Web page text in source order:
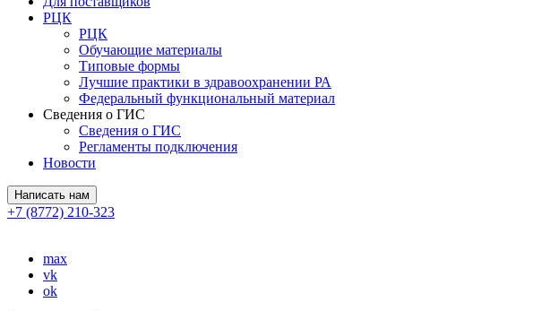
РЦК
РЦК
Обучающие материалы
Типовые формы
Лучшие практики в здравоохранении РА
Федеральный функциональный материал
Сведения о ГИС
Сведения о ГИС
Регламенты подключения
Новости
Написать нам
+7 (8772) 210-323
max
vk
ok